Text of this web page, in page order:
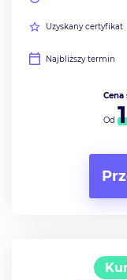
Uzyskany certyfikat
Najbliższy termin
Cena
Od